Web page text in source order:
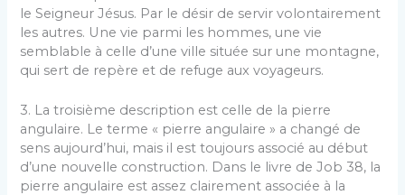
le Seigneur Jésus. Par le désir de servir volontairement
les autres. Une vie parmi les hommes, une vie
semblable à celle d’une ville située sur une montagne,
qui sert de repère et de refuge aux voyageurs.
3. La troisième description est celle de la pierre
angulaire. Le terme « pierre angulaire » a changé de
sens aujourd’hui, mais il est toujours associé au début
d’une nouvelle construction. Dans le livre de Job 38, la
pierre angulaire est assez clairement associée à la